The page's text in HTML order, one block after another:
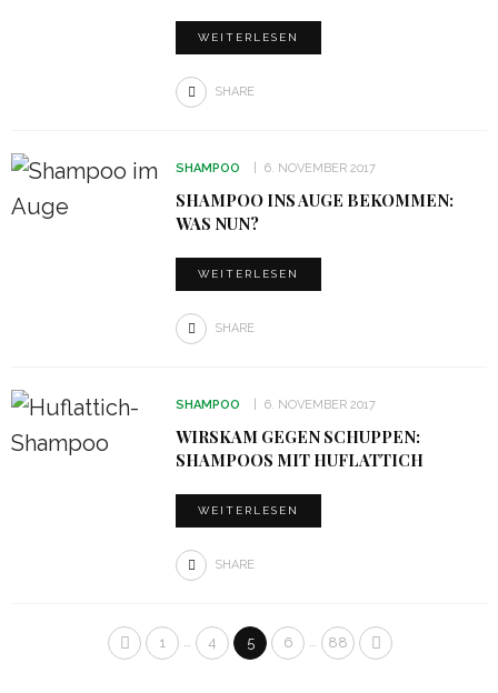
WEITERLESEN
SHARE
SHAMPOO 6. NOVEMBER 2017
SHAMPOO INS AUGE BEKOMMEN:
WAS NUN?
WEITERLESEN
SHARE
SHAMPOO 6. NOVEMBER 2017
WIRSKAM GEGEN SCHUPPEN:
SHAMPOOS MIT HUFLATTICH
WEITERLESEN
SHARE
1 … 4 5 6 … 88